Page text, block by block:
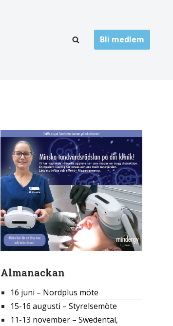
Högskolor
Landsting
Övrigt
Bli medlem
Almanackan
16 juni – Nordplus möte
15-16 augusti – Styrelsemöte
11-13 november – Swedental,